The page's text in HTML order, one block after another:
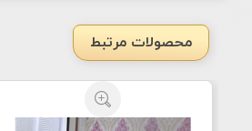
محصولات مرتبط